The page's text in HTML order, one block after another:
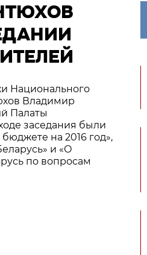
Национального
Владимир
Палаты
заседания были
на 2016 год»,
и «О
по вопросам